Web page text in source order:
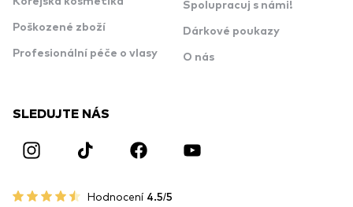
Poškozené zboží
Profesionální péče o vlasy
Spolupracuj s námi!
Dárkové poukazy
O nás
SLEDUJTE NÁS
Hodnocení 4.5/5